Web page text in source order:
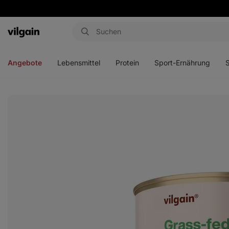
Aktin
Angebote Lebensmittel Protein Sport-Ernährung